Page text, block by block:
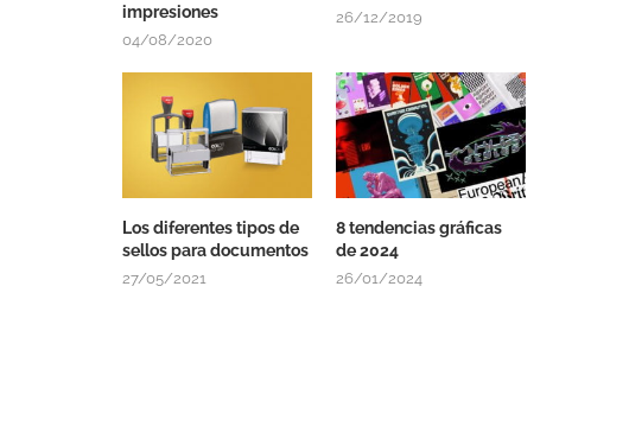
impresiones
04/08/2020
26/12/2019
Los diferentes tipos de
sellos para documentos
27/05/2021
8 tendencias gráficas
de 2024
26/01/2024